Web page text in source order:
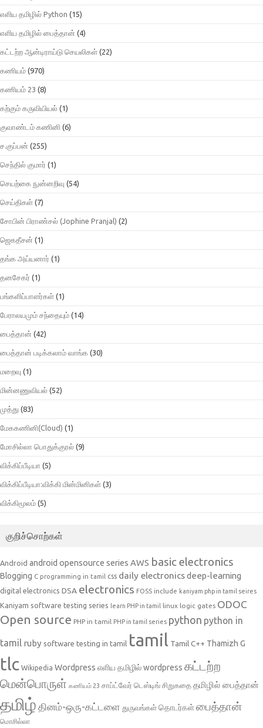
எளிய தமிழில் Python (15)
எளிய தமிழில் பைத்தான் (4)
கட்டற்ற ஆன்டிராய்டு செயலிகள் (22)
கணியம் (970)
கணியம் 23 (8)
கற்கும் கருவியியல் (1)
குவாண்டம் கணினி (6)
ச.குப்பன் (255)
செந்தில் குமார் (1)
செயற்கை நுன்னறிவு (54)
செய்திகள் (7)
சோபின் பிராண்சல் (Jophine Pranjal) (2)
ஜெகதீசன் (1)
தங்க அய்யனார் (1)
தனசேகர் (1)
பங்களிப்பாளர்கள் (1)
பேராலயமும் சந்தையும் (14)
பைத்தான் (42)
பைத்தான் படிக்கலாம் வாங்க (30)
மறைவு (1)
மின்னணுவியல் (52)
முத்து (83)
மேககணினி(Cloud) (1)
மோசில்லா பொதுக்குரல் (9)
விக்கிப்பீடியா (5)
விக்கிப்பீடியா:விக்கி மின்மினிகள் (3)
விக்கிமூலம் (5)
குறிச்சொற்கள்
Android android opensource series AWS basic electronics
Blogging C programming in tamil css daily electronicsdeep-learning
digital electronics DSA electronics FOSS include kaniyam php in tamil seires
Kaniyam software testing series learn PHP in tamil linux logic gates ODOC
Open source PHP in tamil PHP in tamil series python python in
tamil ruby software testing in tamil tamil Tamil C++ Thamizh G
tlc Wikipedia Wordpress எளிய தமிழில் wordpress கட்டற்ற
மென்பொருள் கணியம் 23 சாப்ட்வேர் டெஸ்டிங் சிறுகதை தமிழில் பைத்தான்
தமிழ் தினம்-ஒரு-கட்டளை துருவங்கள் தொடர்கள்பைத்தான்
மொசில்லா